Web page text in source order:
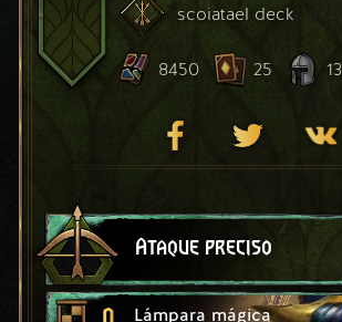
scoiatael deck
8450 25 13
Ataque preciso
0 Lámpara mágica